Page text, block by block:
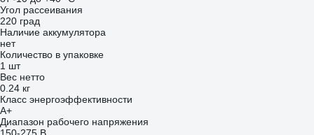
Угол рассеивания
220 град
Наличие аккумулятора
нет
Количество в упаковке
1 шт
Вес нетто
0.24 кг
Класс энергоэффективности
A+
Диапазон рабочего напряжения